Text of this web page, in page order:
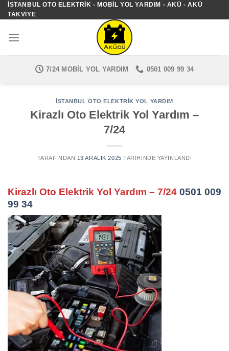
İçeriğe
atla
İSTANBUL OTO ELEKTRIK - MOBIL YOL YARDIM - AKÜ - AKÜ
TAKVIYE
7/24 MOBIL YOL YARDIM 0501 009 99 34
İSTANBUL OTO ELEKTRIK YOL YARDIM
Kirazlı Oto Elektrik Yol Yardım –
7/24
TARAFINDAN 13 ARALIK 2025 TARIHINDE YAYINLANDI
Kirazlı Oto Elektrik Yol Yardım – 7/24 0501 009
99 34